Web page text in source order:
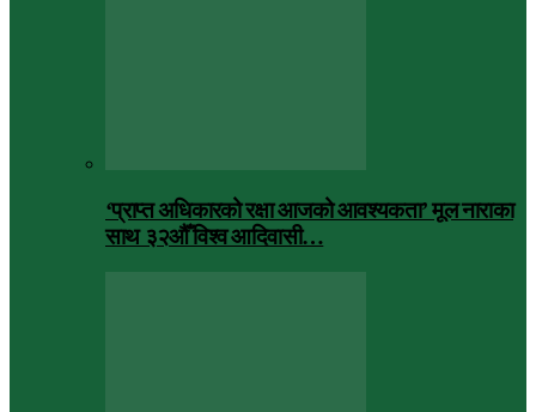
‘प्राप्त अधिकारको रक्षा आजको आवश्यकता’ मूल नाराका
साथ ३२औँ विश्व आदिवासी…